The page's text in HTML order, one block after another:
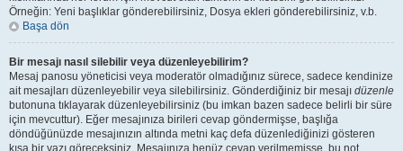
Örneğin: Yeni başlıklar gönderebilirsiniz, Dosya ekleri gönderebilirsiniz, v.b.
Başa dön
Bir mesajı nasıl silebilir veya düzenleyebilirim?
Mesaj panosu yöneticisi veya moderatör olmadığınız sürece, sadece kendinize
ait mesajları düzenleyebilir veya silebilirsiniz. Gönderdiğiniz bir mesajı düzenle
butonuna tıklayarak düzenleyebilirsiniz (bu imkan bazen sadece belirli bir süre
için mevcuttur). Eğer mesajınıza birileri cevap göndermişse, başlığa
döndüğünüzde mesajınızın altında metni kaç defa düzenlediğinizi gösteren
kısa bir yazı göreceksiniz. Mesajınıza henüz cevap verilmemişse, bu not